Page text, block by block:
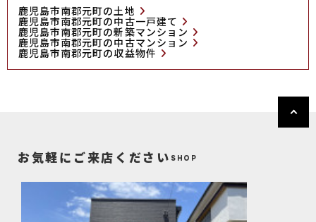
鹿児島市南郡元町の土地
鹿児島市南郡元町の中古一戸建て
鹿児島市南郡元町の新築マンション
鹿児島市南郡元町の中古マンション
鹿児島市南郡元町の収益物件
お気軽にご来店ください SHOP